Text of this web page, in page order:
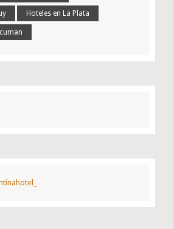
Hoteles en La Plata